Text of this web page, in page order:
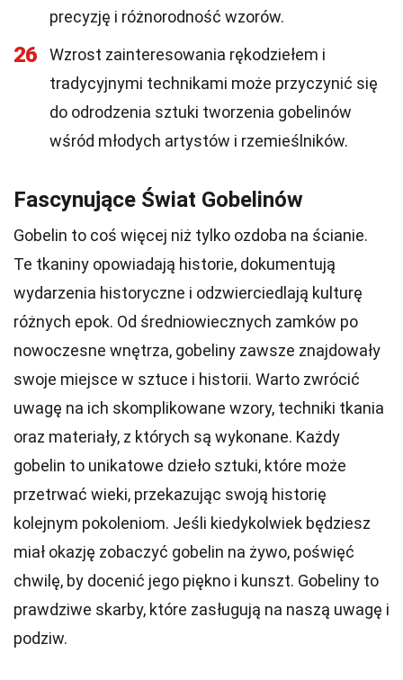
precyzję i różnorodność wzorów.
26
Wzrost zainteresowania rękodziełem i
tradycyjnymi technikami może przyczynić się
do odrodzenia sztuki tworzenia gobelinów
wśród młodych artystów i rzemieślników.
Fascynujące Świat Gobelinów
Gobelin to coś więcej niż tylko ozdoba na ścianie.
Te tkaniny opowiadają historie, dokumentują
wydarzenia historyczne i odzwierciedlają kulturę
różnych epok. Od średniowiecznych zamków po
nowoczesne wnętrza, gobeliny zawsze znajdowały
swoje miejsce w sztuce i historii. Warto zwrócić
uwagę na ich skomplikowane wzory, techniki tkania
oraz materiały, z których są wykonane. Każdy
gobelin to unikatowe dzieło sztuki, które może
przetrwać wieki, przekazując swoją historię
kolejnym pokoleniom. Jeśli kiedykolwiek będziesz
miał okazję zobaczyć gobelin na żywo, poświęć
chwilę, by docenić jego piękno i kunszt. Gobeliny to
prawdziwe skarby, które zasługują na naszą uwagę i
podziw.